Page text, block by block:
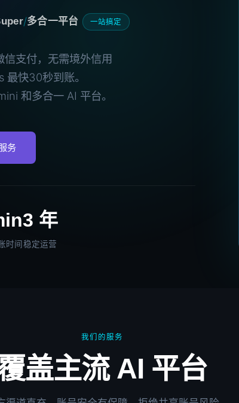
/多合一平台 一站搞定
支付，无需境外信用
快30秒到账。
和多合一 AI 平台。
务
时间
3 年
稳定运营
我们的服务
盖主流 AI 平台